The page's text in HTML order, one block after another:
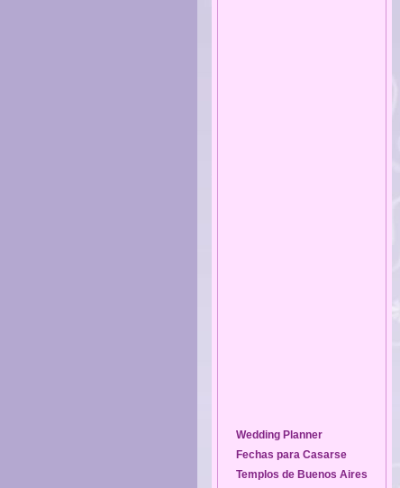
Wedding Planner
Fechas para Casarse
Templos de Buenos Aires